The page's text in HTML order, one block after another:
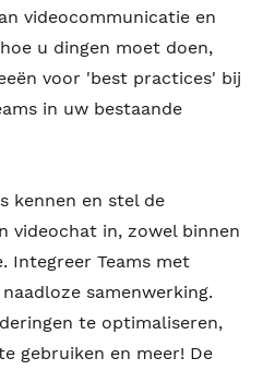
videocommunicatie en
u dingen moet doen,
voor 'best practices' bij
in uw bestaande
kennen en stel de
videochat in, zowel binnen
Integreer Teams met
samenwerking.
te optimaliseren,
gebruiken en meer! De